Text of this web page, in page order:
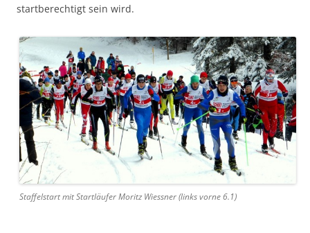
startberechtigt sein wird.
Staffelstart mit Startläufer Moritz Wiessner (links vorne 6.1)